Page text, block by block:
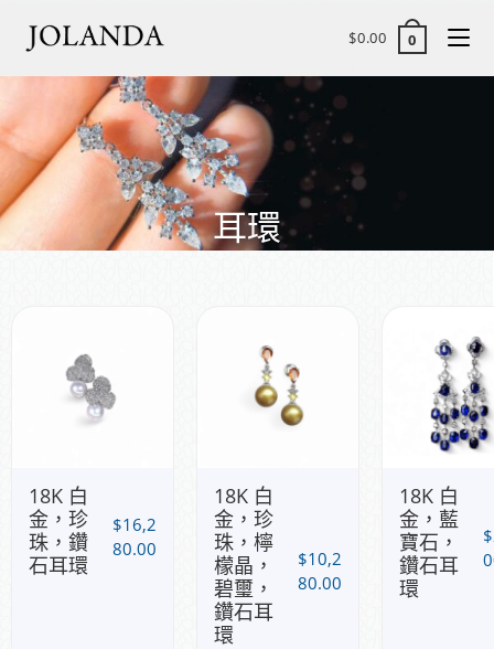
$0.00 0
耳環
18K 白
金，珍
珠，鑽
石耳環
$16,2
80.00
18K 白
金，珍
珠，檸
檬晶，
碧璽，
鑽石耳
環
$10,2
80.00
18K 白
金，藍
寶石，
鑽石耳
環
$